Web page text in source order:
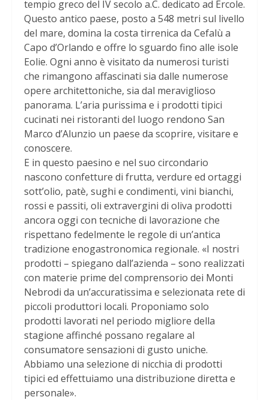
tempio greco del IV secolo a.C. dedicato ad Ercole.
Questo antico paese, posto a 548 metri sul livello
del mare, domina la costa tirrenica da Cefalù a
Capo d’Orlando e offre lo sguardo fino alle isole
Eolie. Ogni anno è visitato da numerosi turisti
che rimangono affascinati sia dalle numerose
opere architettoniche, sia dal meraviglioso
panorama. L’aria purissima e i prodotti tipici
cucinati nei ristoranti del luogo rendono San
Marco d’Alunzio un paese da scoprire, visitare e
conoscere.
E in questo paesino e nel suo circondario
nascono confetture di frutta, verdure ed ortaggi
sott’olio, patè, sughi e condimenti, vini bianchi,
rossi e passiti, oli extravergini di oliva prodotti
ancora oggi con tecniche di lavorazione che
rispettano fedelmente le regole di un’antica
tradizione enogastronomica regionale. «I nostri
prodotti – spiegano dall’azienda – sono realizzati
con materie prime del comprensorio dei Monti
Nebrodi da un’accuratissima e selezionata rete di
piccoli produttori locali. Proponiamo solo
prodotti lavorati nel periodo migliore della
stagione affinché possano regalare al
consumatore sensazioni di gusto uniche.
Abbiamo una selezione di nicchia di prodotti
tipici ed effettuiamo una distribuzione diretta e
personale».